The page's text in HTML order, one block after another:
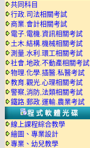
共同科目
行政.司法相關考試
商業.會計相關考試
電子.電機.資訊相關考試
土木.結構.機械相關考試
測量.水利.環工相關考試
社會.地政.不動產相關考試
物理.化學.插醫.私醫考試
教育.觀光.心理相關考試
警察,消防,法類相關考試
鐵路.郵政.運輸.農業考試
程式軟體光碟
線上課程綜合教學
繪圖、專業設計
專業、幼兒教學